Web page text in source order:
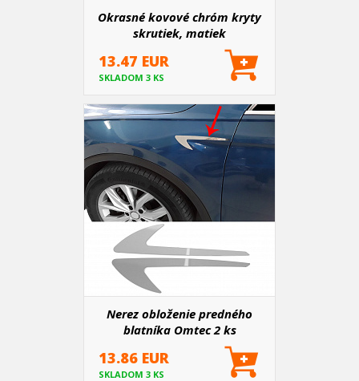
Okrasné kovové chróm kryty
skrutiek, matiek
13.47 EUR
SKLADOM 3 KS
Nerez obloženie predného
blatníka Omtec 2 ks
13.86 EUR
SKLADOM 3 KS